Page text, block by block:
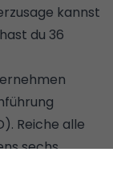
kannst
du 36
Reiche alle
sechs